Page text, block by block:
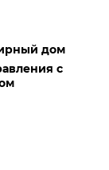
дом
с